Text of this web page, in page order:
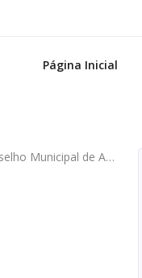
Página Inicial
Municipal de Assistência Social